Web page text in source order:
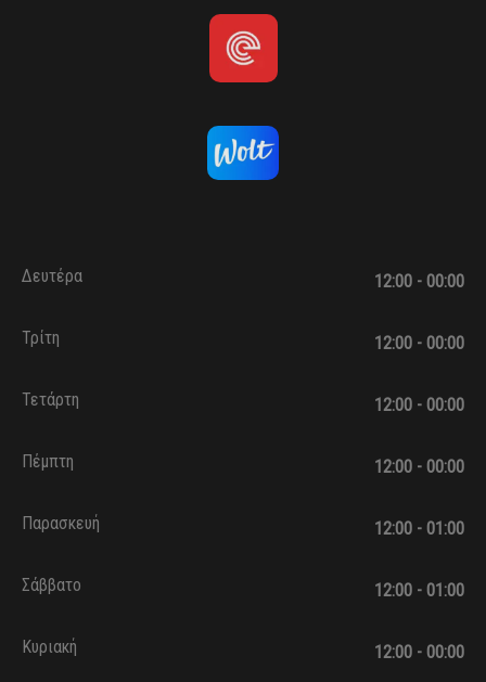
Δευτέρα 12:00 - 00:00
Τρίτη 12:00 - 00:00
Τετάρτη 12:00 - 00:00
Πέμπτη 12:00 - 00:00
Παρασκευή 12:00 - 01:00
Σάββατο 12:00 - 01:00
Κυριακή 12:00 - 00:00